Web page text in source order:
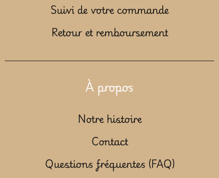
Suivi de votre commande
Retour et remboursement
À propos
Notre histoire
Contact
Questions fréquentes (FAQ)